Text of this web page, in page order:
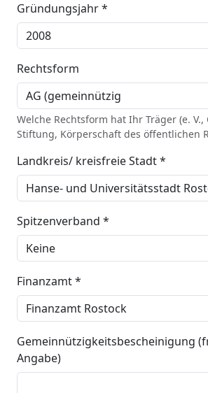
Gründungsjahr *
Rechtsform
Welche Rechtsform hat Ihr Träger (e. V.,
Stiftung, Körperschaft des öffentlichen
Landkreis/ kreisfreie Stadt *
Spitzenverband *
Finanzamt *
Gemeinnützigkeitsbescheinigung
Angabe)